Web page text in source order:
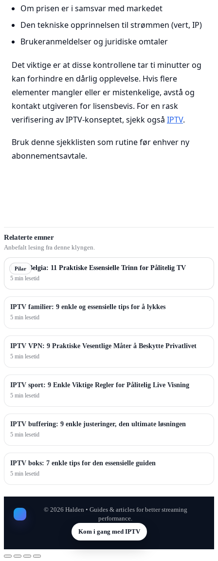
Om prisen er i samsvar med markedet
Den tekniske opprinnelsen til strømmen (vert, IP)
Brukeranmeldelser og juridiske omtaler
Det viktige er at disse kontrollene tar ti minutter og
kan forhindre en dårlig opplevelse. Hvis flere
elementer mangler eller er mistenkelige, avstå og
kontakt utgiveren for lisensbevis. For en rask
verifisering av IPTV-konseptet, sjekk også IPTV.
Bruk denne sjekklisten som rutine før enhver ny
abonnementsavtale.
Relaterte emner
Anbefalt lesing fra denne klyngen.
Pilar
IPTV Belgia: 11 Praktiske Essensielle Trinn for Pålitelig TV
5 min lesetid
IPTV familier: 9 enkle og essensielle tips for å lykkes
5 min lesetid
IPTV VPN: 9 Praktiske Vesentlige Måter å Beskytte Privatlivet
5 min lesetid
IPTV sport: 9 Enkle Viktige Regler for Pålitelig Live Visning
5 min lesetid
IPTV buffering: 9 enkle justeringer, den ultimate løsningen
5 min lesetid
IPTV boks: 7 enkle tips for den essensielle guiden
5 min lesetid
© 2026 Halden • Guides & articles for better streaming
performance.
Kom i gang med IPTV